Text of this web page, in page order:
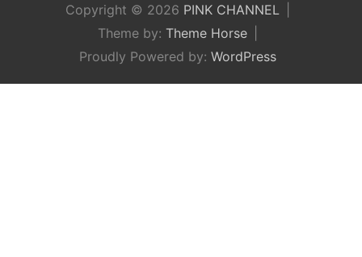
Copyright © 2026 PINK CHANNEL
Theme by: Theme Horse
Proudly Powered by: WordPress